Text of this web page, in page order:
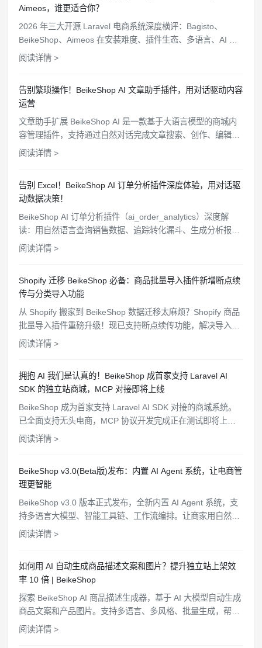
Aimeos，谁更适合你？
2026 年三大开源 Laravel 电商系统深度横评：Bagisto、
BeikeShop、Aimeos 在安装难度、插件生态、多语言、AI 功
能、站群管理等维度全面对比，帮你选出最适合的方案。
阅读详情 >
告别繁琐操作！BeikeShop AI 文章助手插件，用对话驱动内容
运营
文章助手扩展 BeikeShop AI 是一款基于大语言模型的商城内
容管理插件，支持通过自然对话完成文章搜索、创作、编辑和
删除等操作，配备沉浸式聊天窗口、细粒度权限控制和操作审
阅读详情 >
告别 Excel！BeikeShop AI 订单分析插件深度体验，用对话驱
动数据决策！
BeikeShop AI 订单分析插件（ai_order_analytics）深度解
读：用自然语言查询销售数据、追踪转化漏斗、生成分析报
告，让你的独立站运营告别手动统计时代。
阅读详情 >
Shopify 迁移 BeikeShop 必备：商品批量导入插件新增断点续
传与分类导入功能
从 Shopify 搬家到 BeikeShop 数据迁移太麻烦？Shopify 商品
批量导入插件重磅升级！现已支持断点续传功能，解决导入中
断难题；并新增分类一键导入，完美同步 Shopify 分类结构。
阅读详情 >
拥抱 AI 我们是认真的！BeikeShop 成首家支持 Laravel AI
SDK 的独立站商城，MCP 对接即将上线
BeikeShop 成为首家支持 Laravel AI SDK 对接的商城系统。
已全面支持无头电商，MCP 协议开发完成正在测试即将上
线，持续开放更多 API 接口，为卖家打造更智能的电商生态。
阅读详情 >
BeikeShop v3.0(Beta版)发布：内置 AI Agent 系统，让电商管
理更智能
BeikeShop v3.0 版本正式发布，全新内置 AI Agent 系统，支
持多语言大模型、智能工具链、工作流编排。让商家用自然语
言管理商品、查询订单、分析客户，电商管理从此更简单高
阅读详情 >
如何用 AI 自动生成商品描述文案和图片？提升独立站上架效
率 10 倍 | BeikeShop
探索 BeikeShop AI 商品描述生成器，基于 AI 大模型自动生成
商品文案和产品图片。支持多语言、多风格、批量生成，帮助
电商卖家快速上架商品，提升运营效率。
阅读详情 >